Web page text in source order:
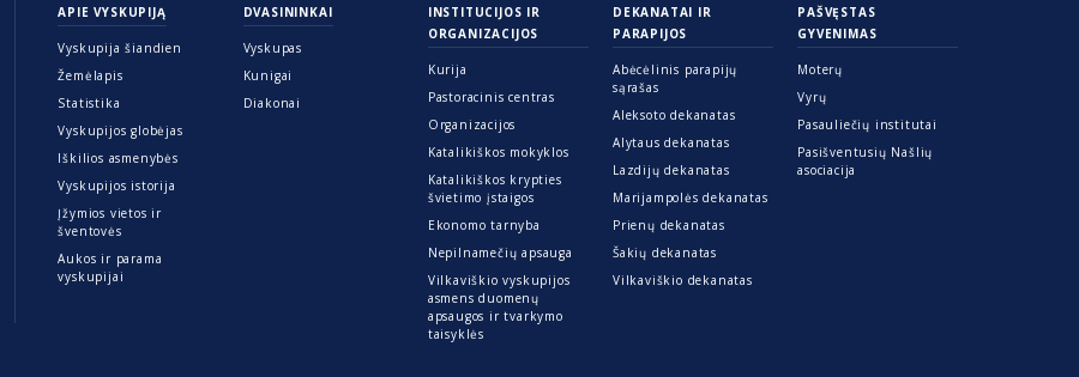
APIE VYSKUPIJĄ
Vyskupija šiandien
Žemėlapis
Statistika
Vyskupijos globėjas
Iškilios asmenybės
Vyskupijos istorija
Įžymios vietos ir
šventovės
Aukos ir parama
vyskupijai
DVASININKAI
Vyskupas
Kunigai
Diakonai
INSTITUCIJOS IR
ORGANIZACIJOS
Kurija
Pastoracinis centras
Organizacijos
Katalikiškos mokyklos
Katalikiškos krypties
švietimo įstaigos
Ekonomo tarnyba
Nepilnamečių apsauga
Vilkaviškio vyskupijos
asmens duomenų
apsaugos ir tvarkymo
taisyklės
DEKANATAI IR
PARAPIJOS
Abėcėlinis parapijų
sąrašas
Aleksoto dekanatas
Alytaus dekanatas
Lazdijų dekanatas
Marijampolės dekanatas
Prienų dekanatas
Šakių dekanatas
Vilkaviškio dekanatas
PAŠVĘSTAS
GYVENIMAS
Moterų
Vyrų
Pasauliečių institutai
Pasišventusių Našlių
asociacija